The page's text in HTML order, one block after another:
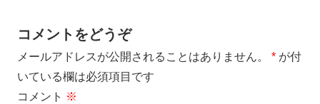
コメントをどうぞ
メールアドレスが公開されることはありません。 * が付
いている欄は必須項目です
コメント ※